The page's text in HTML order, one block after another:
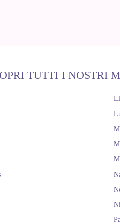
TUTTI I NOSTRI